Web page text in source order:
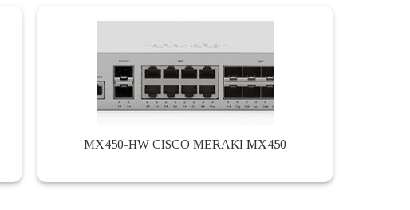
MX450-HW CISCO MERAKI MX450